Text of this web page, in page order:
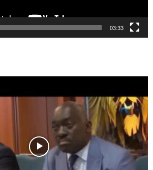
03:33